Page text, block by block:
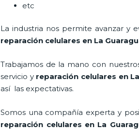
etc
La industria nos permite avanzar y
reparación celulares en La
Trabajamos de la mano con
servicio y reparación celulares en
así las expectativas.
Somos una compañía experta y
reparación celulares en La